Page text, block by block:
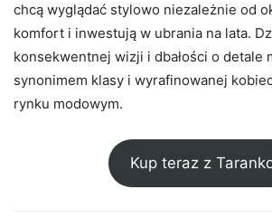
chcą wyglądać stylowo niezależnie od
komfort i inwestują w ubrania na lata.
konsekwentnej wizji i dbałości o detale
synonimem klasy i wyrafinowanej
rynku modowym.
Kup teraz z